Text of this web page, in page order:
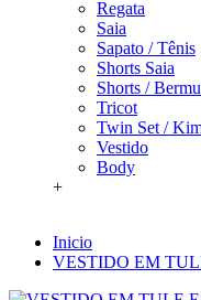
Regata
Saia
Sapato / Tênis
Shorts Saia
Shorts /
Tricot
Twin Set /
Vestido
Body
+
Inicio
VESTIDO EM